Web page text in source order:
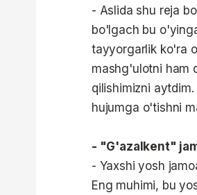
- Aslida shu reja
bo'lgach bu
tayyorgarlik ko'ra
mashg'ulotni ham
qilishimizni
hujumga o'tishni
- "G'azalkent"
- Yaxshi yosh
Eng muhimi, bu